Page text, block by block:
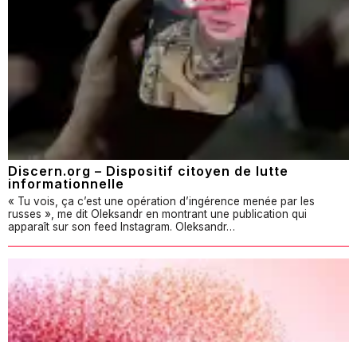
Discern.org – Dispositif citoyen de lutte
informationnelle
« Tu vois, ça c’est une opération d’ingérence menée par les
russes », me dit Oleksandr en montrant une publication qui
apparaît sur son feed Instagram. Oleksandr…